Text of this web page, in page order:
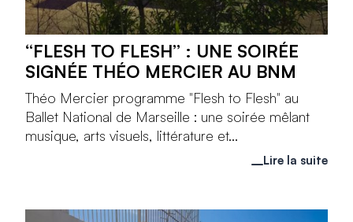
“FLESH TO FLESH” : UNE SOIRÉE
SIGNÉE THÉO MERCIER AU BNM
Théo Mercier programme "Flesh to Flesh" au
Ballet National de Marseille : une soirée mêlant
musique, arts visuels, littérature et...
Lire la suite